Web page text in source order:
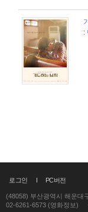
:
로그인 PC버전
(48058) 부산광역시 해운대
02-6261-6573 (영화정보)